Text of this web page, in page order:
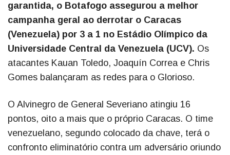
garantida, o Botafogo assegurou a melhor
campanha geral ao derrotar o Caracas
(Venezuela) por 3 a 1 no Estádio Olímpico da
Universidade Central da Venezuela (UCV). Os
atacantes Kauan Toledo, Joaquín Correa e Chris
Gomes balançaram as redes para o Glorioso.
O Alvinegro de General Severiano atingiu 16
pontos, oito a mais que o próprio Caracas. O time
venezuelano, segundo colocado da chave, terá o
confronto eliminatório contra um adversário oriundo